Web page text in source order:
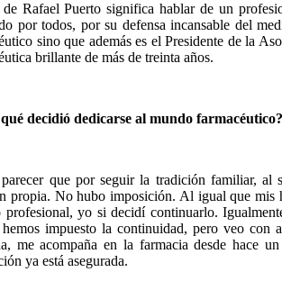
Rafael Puerto significa hablar de un
por todos, por su defensa incansable del
sino que además es el Presidente de la
brillante de más de treinta años.
decidió dedicarse al mundo
que por seguir la tradición familiar, al
propia. No hubo imposición. Al igual que mis
profesional, yo si decidí continuarlo.
impuesto la continuidad, pero veo con
me acompaña en la farmacia desde hace
ya está asegurada.